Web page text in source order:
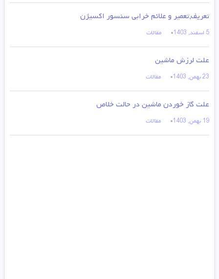
تعریف,تعمیر و علائم خرابی سنسور اکسیژن
5 اسفند, 1403 مقالات
علت لرزش ماشین
23 بهمن, 1403 مقالات
علت گاز خوردن ماشین در حالت خلاص
19 بهمن, 1403 مقالات